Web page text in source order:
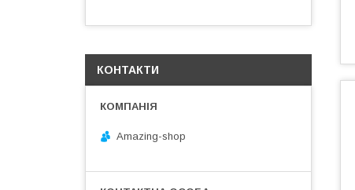
КОНТАКТИ
Amazing-shop